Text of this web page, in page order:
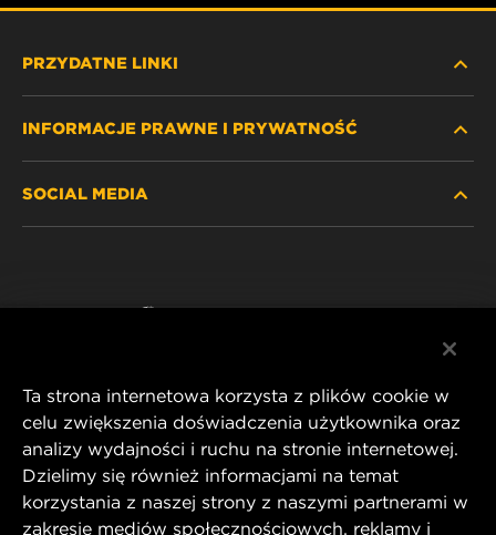
PRZYDATNE LINKI
GDZIE KUPIĆ
INFORMACJE PRAWNE I PRYWATNOŚĆ
SOCIAL MEDIA
MANN+HUMMEL FT Poland
ul. Wrocławska 145,
63-800 GOSTYŃ, POLAND
Ta strona internetowa korzysta z plików cookie w
celu zwiększenia doświadczenia użytkownika oraz
analizy wydajności i ruchu na stronie internetowej.
Dzielimy się również informacjami na temat
korzystania z naszej strony z naszymi partnerami w
zakresie mediów społecznościowych, reklamy i